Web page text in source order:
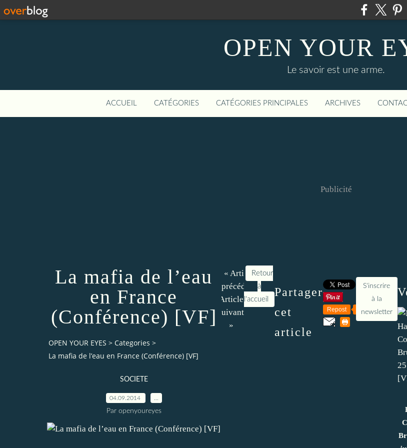
OPEN YOUR
Le savoir est une arme.
ACCUEIL CATÉGORIES CATÉGORIES PRINCIPALES ARCHIVES
Publicité
La mafia de l’eau
en France
(Conférence) [VF]
OPEN YOUR EYES > Categories >
La mafia de l’eau en France (Conférence) [VF]
SOCIETE
04.09.2014
Par openyoureyes
« Article
précédent
Article
suivant
»
Retour
à
l'accueil
Partager
cet
article
Repost
S'inscrire
à la
newsletter